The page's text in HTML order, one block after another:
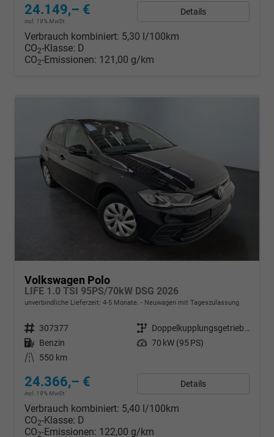
24.149,– €
incl. 19% MwSt.
Details
Verbrauch kombiniert: 5,30 l/100km
CO2-Klasse: D
CO2-Emissionen: 121,00 g/km
Volkswagen Polo
LIFE 1.0 TSI 95PS/70kW DSG 2026
unverbindliche Lieferzeit: 4-5 Monate. Neuwagen mit Tageszulassung
Fahrzeugnr. 307377 Getriebe
Doppelkupplungsgetriebe (DSG)
Kraftstoff Benzin Leistung 70 kW (95 PS)
Kilometerstand
550 km
24.366,– €
incl. 19% MwSt.
Details
Verbrauch kombiniert: 5,40 l/100km
CO2-Klasse: D
CO2-Emissionen: 122,00 g/km